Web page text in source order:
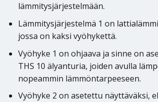
lämmitysjärjestelmään.
Lämmitysjärjestelmä 1 on
jossa on kaksi vyöhykettä.
Vyöhyke 1 on ohjaava ja sinne on
THS 10 älyanturia, joiden avulla
nopeammin lämmöntarpeeseen.
Vyöhyke 2 on asetettu näyttäväksi,